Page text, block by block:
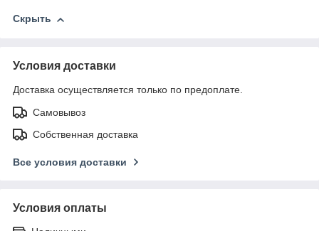
Скрыть
Условия доставки
Доставка осуществляется только по предоплате.
Самовывоз
Собственная доставка
Все условия доставки
Условия оплаты